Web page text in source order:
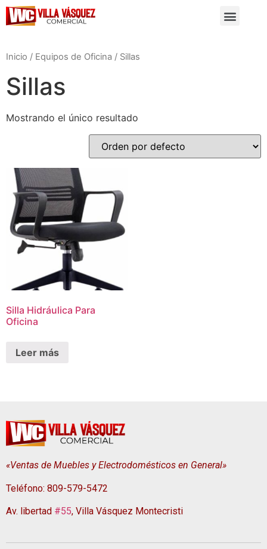
Inicio / Equipos de Oficina / Sillas
Sillas
Mostrando el único resultado
Silla Hidráulica Para
Oficina
Leer más
«Ventas de Muebles y Electrodomésticos en General»
Teléfono: 809-579-5472
Av. libertad #55, Villa Vásquez Montecristi